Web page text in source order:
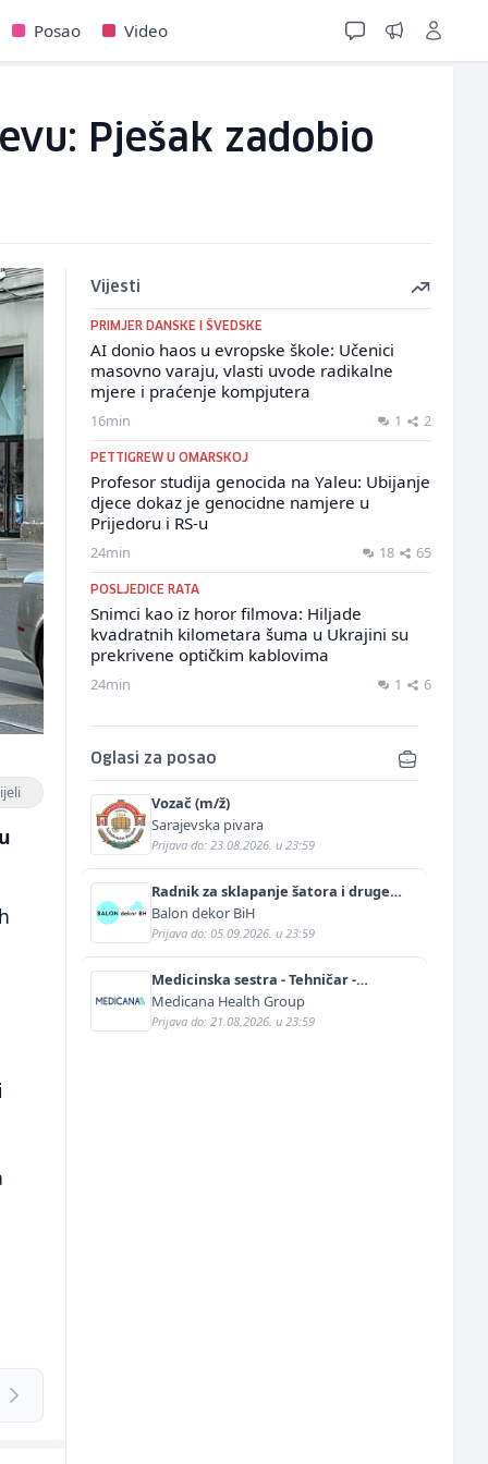
Posao Video
Pješak zadobio
Vijesti
PRIMJER DANSKE I ŠVEDSKE
AI donio haos u evropske škole: Učenici
masovno varaju, vlasti uvode radikalne
mjere i praćenje kompjutera
16min 1 2
PETTIGREW U OMARSKOJ
Profesor studija genocida na Yaleu: Ubijanje
djece dokaz je genocidne namjere u
Prijedoru i RS-u
24min 18 65
POSLJEDICE RATA
Snimci kao iz horor filmova: Hiljade
kvadratnih kilometara šuma u Ukrajini su
prekrivene optičkim kablovima
24min 1 6
Oglasi za posao
Vozač (m/ž)
Sarajevska pivara
Prijava do: 23.08.2026. u 23:59
Radnik za sklapanje šatora i druge
prateće opreme (m/ž)
Balon dekor BiH
Prijava do: 05.09.2026. u 23:59
Medicinska sestra - Tehničar -
Anestetičar (m/ž)
Medicana Health Group
Prijava do: 21.08.2026. u 23:59